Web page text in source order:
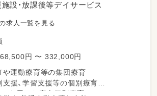
る雇用区分を整備しています。
区分は、責任の重さ、勤務時間の長さ、無
・有期雇用の違いがあります。
規職員（シフト・クラス等限定）
限定正規職員（①＋②）
定めた特別な事情がある場合等、利用
あります。給与等は規定に沿って算出し
設・放課後等デイサービス
求人一覧を見る
円 〜 332,000円
運動療育等の集団療育
援、学習支援等の個別療育
を用いた完全個別療育